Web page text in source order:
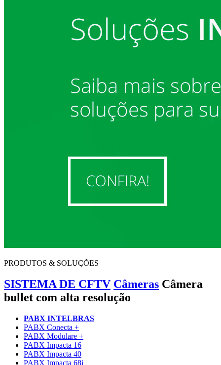
PRODUTOS & SOLUÇÕES
SISTEMA DE CFTV Câmeras Câmera
bullet com alta resolução
PABX INTELBRAS
PABX Conecta +
PABX Modulare +
PABX Impacta 16
PABX Impacta 40
PABX Impacta 68i